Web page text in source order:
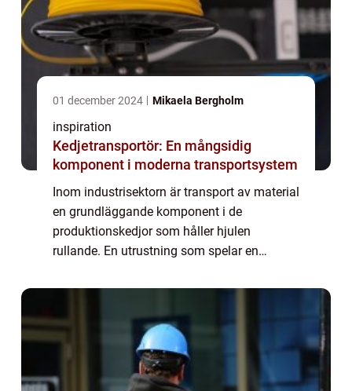
01 december 2024 Mikaela Bergholm
inspiration
Kedjetransportör: En mångsidig
komponent i moderna transportsystem
Inom industrisektorn är transport av material
en grundläggande komponent i de
produktionskedjor som håller hjulen
rullande. En utrustning som spelar en
Dessa anordningar, s...